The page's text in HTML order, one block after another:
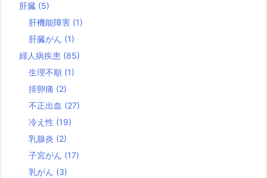
肝臓 (5)
肝機能障害 (1)
肝臓がん (1)
婦人病疾患 (85)
生理不順 (1)
排卵痛 (2)
不正出血 (27)
冷え性 (19)
乳腺炎 (2)
子宮がん (17)
乳がん (3)